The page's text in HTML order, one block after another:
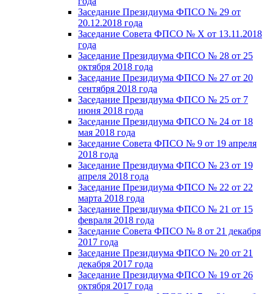
Заседание Президиума ФПСО № 29 от
20.12.2018 года
Заседание Совета ФПСО № X от 13.11.2018
года
Заседание Президиума ФПСО № 28 от 25
октября 2018 года
Заседание Президиума ФПСО № 27 от 20
сентября 2018 года
Заседание Президиума ФПСО № 25 от 7
июня 2018 года
Заседание Президиума ФПСО № 24 от 18
мая 2018 года
Заседание Совета ФПСО № 9 от 19 апреля
2018 года
Заседание Президиума ФПСО № 23 от 19
апреля 2018 года
Заседание Президиума ФПСО № 22 от 22
марта 2018 года
Заседание Президиума ФПСО № 21 от 15
февраля 2018 года
Заседание Совета ФПСО № 8 от 21 декабря
2017 года
Заседание Президиума ФПСО № 20 от 21
декабря 2017 года
Заседание Президиума ФПСО № 19 от 26
октября 2017 года